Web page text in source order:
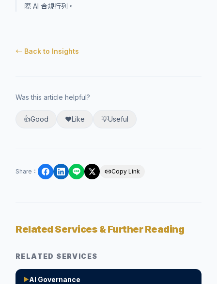
際 AI 合規行列。
← Back to Insights
Was this article helpful?
👍Good ❤️Like 💡Useful
Share ： Copy Link
Related Services & Further Reading
RELATED SERVICES
▶AI Governance